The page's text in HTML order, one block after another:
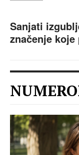
Sanjati
značenje